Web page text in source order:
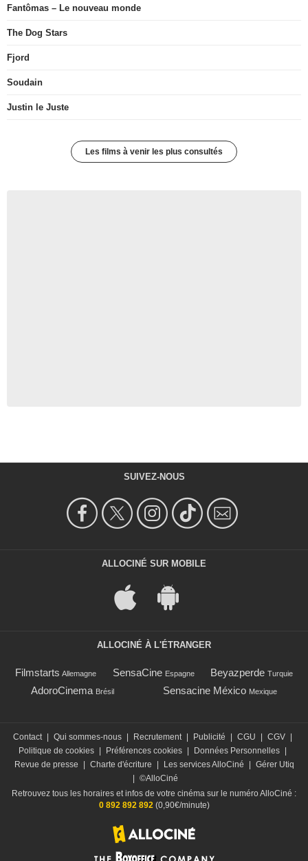
Fantômas – Le nouveau monde
The Dog Stars
Fjord
Soudain
Justin le Juste
Les films à venir les plus consultés
SUIVEZ-NOUS
ALLOCINÉ SUR MOBILE
ALLOCINÉ À L'ÉTRANGER
Filmstarts Allemagne SensaCine Espagne Beyazperde Turquie
AdoroCinema Brésil Sensacine México Mexique
Contact Qui sommes-nous Recrutement Publicité CGU CGV
Politique de cookies
Préférences cookies Données Personnelles
Revue de presse
Charte d'écriture Les services AlloCiné
Gérer Utiq
©AlloCiné
Retrouvez tous les horaires et infos de votre cinéma sur le numéro AlloCiné :
0 892 892 892(0,90€/minute)